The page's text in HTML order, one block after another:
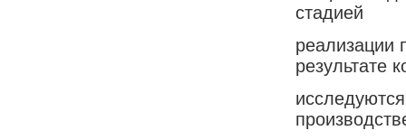
стадией
реализации
результате